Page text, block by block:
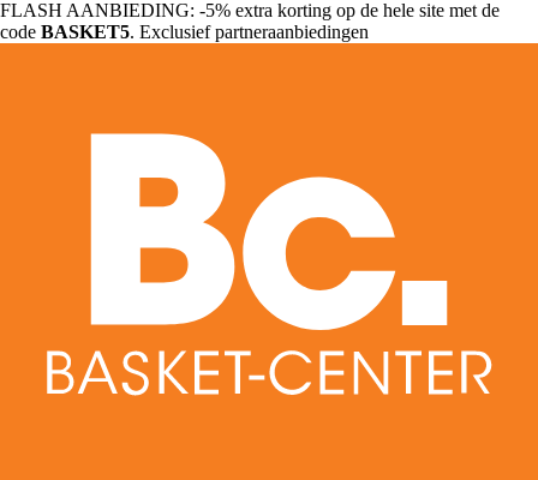
FLASH AANBIEDING: -5% extra korting op de hele site met de
code BASKET5. Exclusief partneraanbiedingen